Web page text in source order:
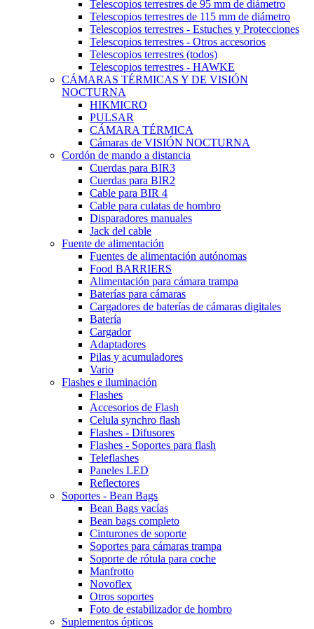
Telescopios terrestres de 95 mm de diámetro
Telescopios terrestres de 115 mm de diámetro
Telescopios terrestres - Estuches y Protecciones
Telescopios terrestres - Otros accesorios
Telescopios terrestres (todos)
Telescopios terrestres - HAWKE
CÁMARAS TÉRMICAS Y DE VISIÓN
NOCTURNA
HIKMICRO
PULSAR
CÁMARA TÉRMICA
Cámaras de VISIÓN NOCTURNA
Cordón de mando a distancia
Cuerdas para BIR3
Cuerdas para BIR2
Cable para BIR 4
Cable para culatas de hombro
Disparadores manuales
Jack del cable
Fuente de alimentación
Fuentes de alimentación autónomas
Food BARRIERS
Alimentación para cámara trampa
Baterías para cámaras
Cargadores de baterías de cámaras digitales
Batería
Cargador
Adaptadores
Pilas y acumuladores
Vario
Flashes e iluminación
Flashes
Accesorios de Flash
Celula synchro flash
Flashes - Difusores
Flashes - Soportes para flash
Teleflashes
Paneles LED
Reflectores
Soportes - Bean Bags
Bean Bags vacías
Bean bags completo
Cinturones de soporte
Soportes para cámaras trampa
Soporte de rótula para coche
Manfrotto
Novoflex
Otros soportes
Foto de estabilizador de hombro
Suplementos ópticos